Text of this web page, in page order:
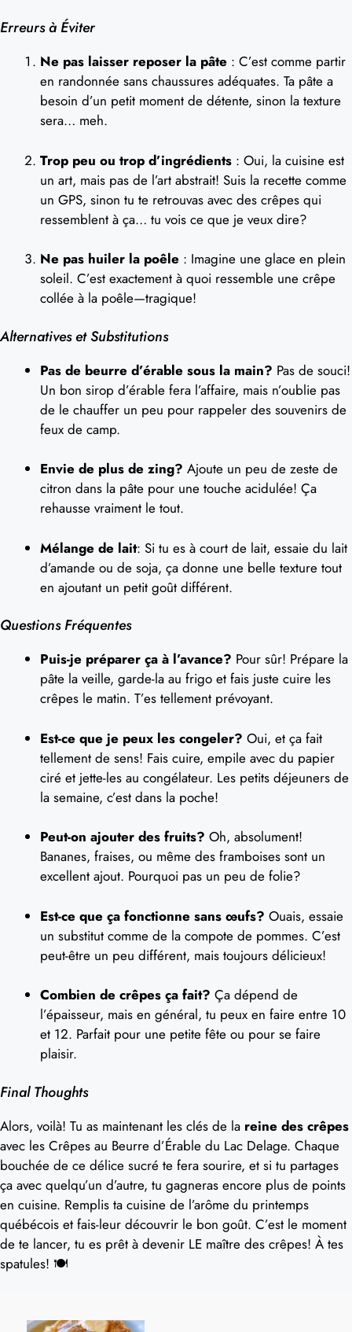
Erreurs à Éviter
Ne pas laisser reposer la pâte : C’est comme partir
en randonnée sans chaussures adéquates. Ta pâte a
besoin d’un petit moment de détente, sinon la texture
sera… meh.
Trop peu ou trop d’ingrédients : Oui, la cuisine est
un art, mais pas de l’art abstrait! Suis la recette comme
un GPS, sinon tu te retrouvas avec des crêpes qui
ressemblent à ça… tu vois ce que je veux dire?
Ne pas huiler la poêle : Imagine une glace en plein
soleil. C’est exactement à quoi ressemble une crêpe
collée à la poêle—tragique!
Alternatives et Substitutions
Pas de beurre d’érable sous la main? Pas de souci!
Un bon sirop d’érable fera l’affaire, mais n’oublie pas
de le chauffer un peu pour rappeler des souvenirs de
feux de camp.
Envie de plus de zing? Ajoute un peu de zeste de
citron dans la pâte pour une touche acidulée! Ça
rehausse vraiment le tout.
Mélange de lait: Si tu es à court de lait, essaie du lait
d’amande ou de soja, ça donne une belle texture tout
en ajoutant un petit goût différent.
Questions Fréquentes
Puis-je préparer ça à l’avance? Pour sûr! Prépare la
pâte la veille, garde-la au frigo et fais juste cuire les
crêpes le matin. T’es tellement prévoyant.
Est-ce que je peux les congeler? Oui, et ça fait
tellement de sens! Fais cuire, empile avec du papier
ciré et jette-les au congélateur. Les petits déjeuners de
la semaine, c’est dans la poche!
Peut-on ajouter des fruits? Oh, absolument!
Bananes, fraises, ou même des framboises sont un
excellent ajout. Pourquoi pas un peu de folie?
Est-ce que ça fonctionne sans œufs? Ouais, essaie
un substitut comme de la compote de pommes. C’est
peut-être un peu différent, mais toujours délicieux!
Combien de crêpes ça fait? Ça dépend de
l’épaisseur, mais en général, tu peux en faire entre 10
et 12. Parfait pour une petite fête ou pour se faire
plaisir.
Final Thoughts
Alors, voilà! Tu as maintenant les clés de la reine des crêpes
avec les Crêpes au Beurre d’Érable du Lac Delage. Chaque
bouchée de ce délice sucré te fera sourire, et si tu partages
ça avec quelqu’un d’autre, tu gagneras encore plus de points
en cuisine. Remplis ta cuisine de l’arôme du printemps
québécois et fais-leur découvrir le bon goût. C’est le moment
de te lancer, tu es prêt à devenir LE maître des crêpes! À tes
spatules! 🍽️